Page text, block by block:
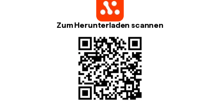
Zum Herunterladen scannen